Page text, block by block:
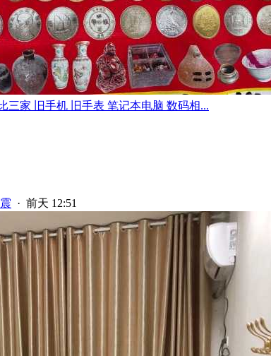
三家 旧手机 旧手表 笔记本电脑 数码相...
· 前天 12:51